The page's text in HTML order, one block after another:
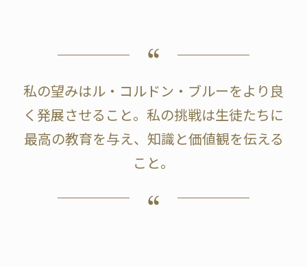
私の望みはル・コルドン・ブルーをより良
く発展させること。私の挑戦は生徒たちに
最高の教育を与え、知識と価値観を伝える
こと。